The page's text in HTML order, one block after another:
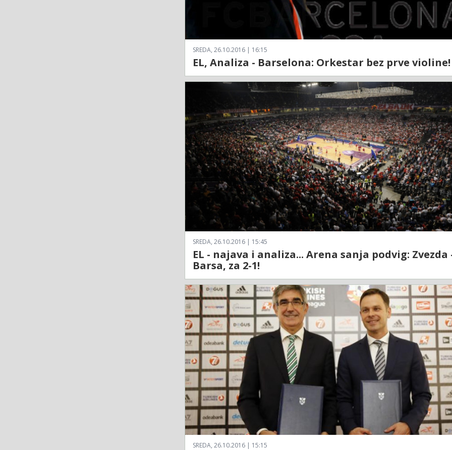
SREDA, 26.10.2016 | 16:15
EL, Analiza - Barselona: Orkestar bez prve violine!
SREDA, 26.10.2016 | 15:45
EL - najava i analiza... Arena sanja podvig: Zvezda
Barsa, za 2-1!
SREDA, 26.10.2016 | 15:15